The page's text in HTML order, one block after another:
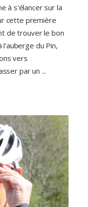
à s'élancer sur la
cette première
de trouver le bon
du Pin,
vers
par un